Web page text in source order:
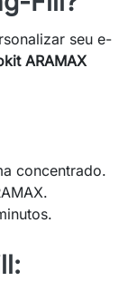
seu e-
ARAMAX
concentrado.